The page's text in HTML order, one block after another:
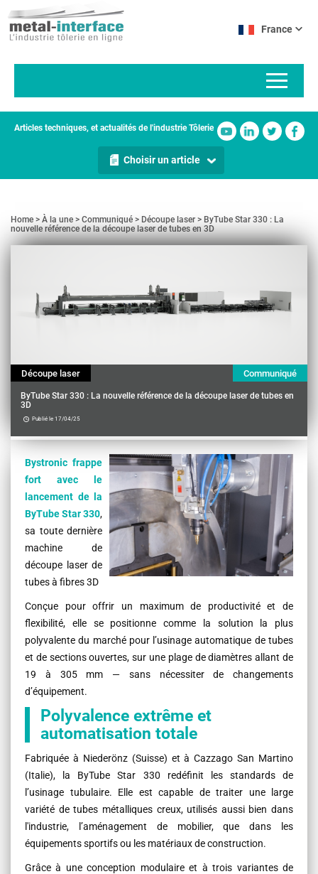
au
contenu
France
Articles techniques, et actualités de l'industrie Tôlerie
Choisir un article
Home À la une Communiqué Découpe laser
ByTube Star 330 : La
nouvelle référence de la découpe laser de tubes en 3D
Découpe laser Communiqué
ByTube Star 330 : La nouvelle référence de la découpe laser de tubes en
3D
Publié le 17/04/25
Contenu
Bystronic frappe
fort avec le
lancement de la
ByTube Star 330,
sa toute dernière
machine de
découpe laser de
tubes à fibres 3D
Conçue pour offrir un maximum de productivité et de
flexibilité, elle se positionne comme la solution la plus
polyvalente du marché pour l’usinage automatique de tubes
et de sections ouvertes, sur une plage de diamètres allant de
19 à 305 mm — sans nécessiter de changements
d’équipement.
Polyvalence extrême et
automatisation totale
Fabriquée à Niederönz (Suisse) et à Cazzago San Martino
(Italie), la ByTube Star 330 redéfinit les standards de
l’usinage tubulaire. Elle est capable de traiter une large
variété de tubes métalliques creux, utilisés aussi bien dans
l'industrie, l’aménagement de mobilier, que dans les
équipements sportifs ou les matériaux de construction.
Grâce à une conception modulaire et à trois variantes de